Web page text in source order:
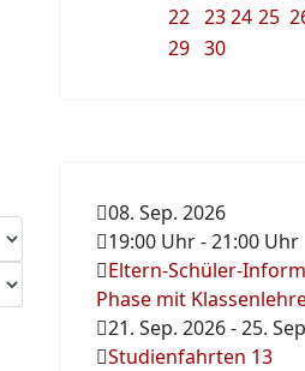
22 2324 25
29 30
08. Sep. 2026
19:00 Uhr-21:00 Uhr
Eltern-Schüler-
Phase mit
21. Sep. 2026-25.
Studienfahrten 13